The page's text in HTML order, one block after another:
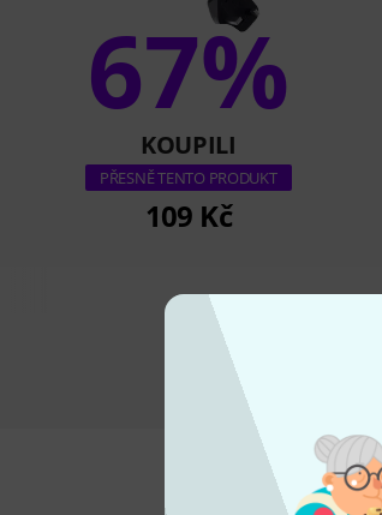
67%
KOUPILI
PŘESNĚ TENTO PRODUKT
109 Kč